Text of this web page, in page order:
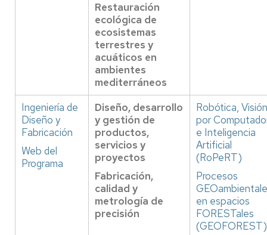
Restauración
ecológica de
ecosistemas
terrestres y
acuáticos en
ambientes
mediterráneos
Ingeniería de
Diseño y
Fabricación
Web del
Programa
Diseño, desarrollo
y gestión de
productos,
servicios y
proyectos
Fabricación,
calidad y
metrología de
precisión
Robótica, Visión
por
e Inteligencia
Artificial
(RoPeRT)
Procesos
en espacios
FORESTales
(GEOFOREST)